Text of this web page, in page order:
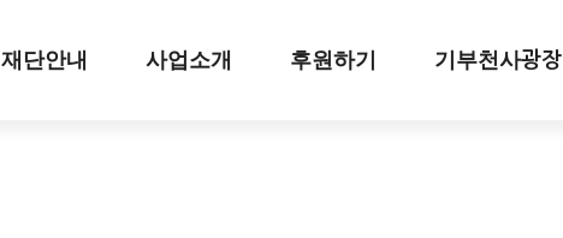
재단안내 사업소개 후원하기 기부천사광장